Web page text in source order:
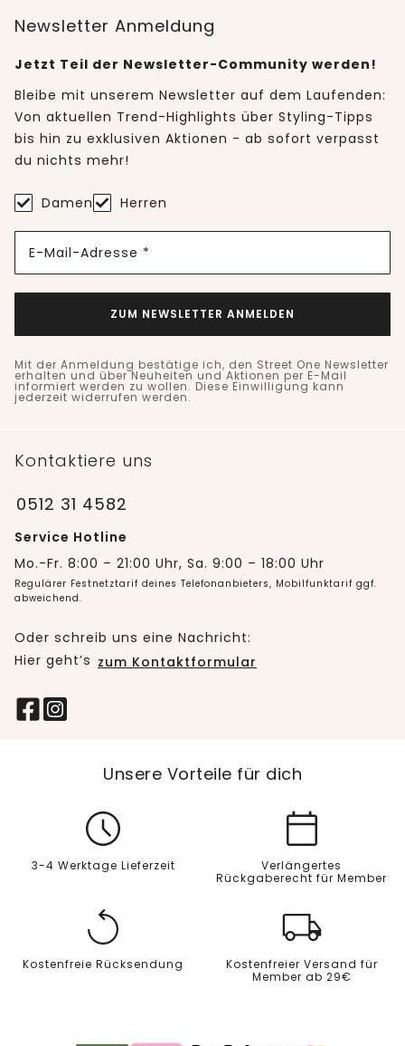
Newsletter Anmeldung
Jetzt Teil der Newsletter-Community werden!
Bleibe mit unserem Newsletter auf dem Laufenden:
Von aktuellen Trend-Highlights über Styling-Tipps
bis hin zu exklusiven Aktionen - ab sofort verpasst
du nichts mehr!
Damen Herren
E-Mail-Adresse *
ZUM NEWSLETTER ANMELDEN
Mit der Anmeldung bestätige ich, den Street One Newsletter
erhalten und über Neuheiten und Aktionen per E-Mail
informiert werden zu wollen. Diese Einwilligung kann
jederzeit widerrufen werden.
Kontaktiere uns
0512 31 4582
Service Hotline
Mo.-Fr. 8:00 – 21:00 Uhr, Sa. 9:00 – 18:00 Uhr
Regulärer Festnetztarif deines Telefonanbieters, Mobilfunktarif ggf.
abweichend.
Oder schreib uns eine Nachricht:
Hier geht’s zum Kontaktformular
Unsere Vorteile für dich
3-4 Werktage Lieferzeit
Verlängertes
Rückgaberecht für Member
Kostenfreie Rücksendung
Kostenfreier Versand für
Member ab 29€